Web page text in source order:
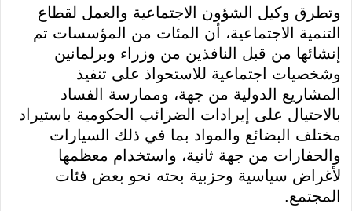
وتطرق وكيل الشؤون الاجتماعية والعمل لقطاع
التنمية الاجتماعية، أن المئات من المؤسسات تم
إنشائها من قبل النافذين من وزراء وبرلمانين
وشخصيات اجتماعية للاستحواذ على تنفيذ
المشاريع الدولية من جهة، وممارسة الفساد
بالاحتيال على إيرادات الضرائب الحكومية باستيراد
مختلف البضائع والمواد بما في ذلك السيارات
والحفارات من جهة ثانية، واستخدام معظمها
لأغراض سياسية وحزبية بحته نحو بعض فئات
المجتمع.